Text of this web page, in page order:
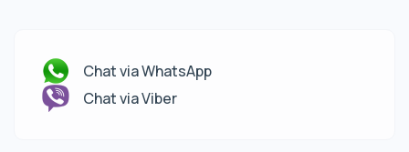
Chat via WhatsApp
Chat via Viber